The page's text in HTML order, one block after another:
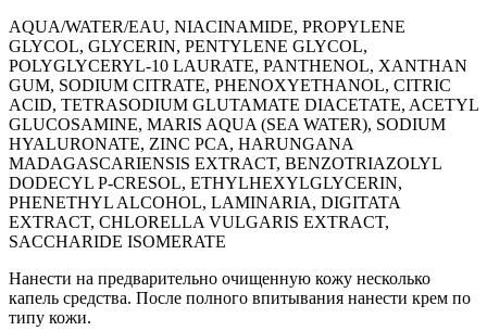
AQUA/WATER/EAU, NIACINAMIDE, PROPYLENE
GLYCOL, GLYCERIN, PENTYLENE GLYCOL,
POLYGLYCERYL-10 LAURATE, PANTHENOL, XANTHAN
GUM, SODIUM CITRATE, PHENOXYETHANOL, CITRIC
ACID, TETRASODIUM GLUTAMATE DIACETATE, ACETYL
GLUCOSAMINE, MARIS AQUA (SEA WATER), SODIUM
HYALURONATE, ZINC PCA, HARUNGANA
MADAGASCARIENSIS EXTRACT, BENZOTRIAZOLYL
DODECYL P-CRESOL, ETHYLHEXYLGLYCERIN,
PHENETHYL ALCOHOL, LAMINARIA, DIGITATA
EXTRACT, CHLORELLA VULGARIS EXTRACT,
SACCHARIDE ISOMERATE
Нанести на предварительно очищенную кожу несколько
капель средства. После полного впитывания нанести крем по
типу кожи.